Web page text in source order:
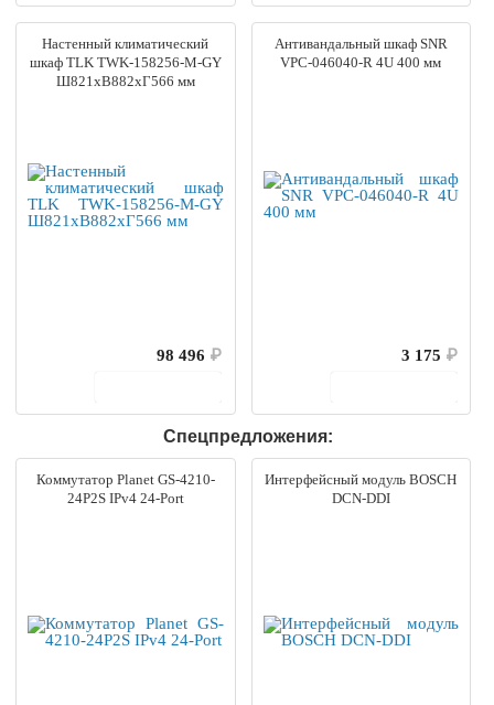
Настенный климатический
шкаф TLK TWK-158256-M-GY
Ш821хВ882хГ566 мм
98 496 ₽
Антивандальный шкаф SNR
VPC-046040-R 4U 400 мм
3 175 ₽
Спецпредложения:
Коммутатор Planet GS-4210-
24P2S IPv4 24-Port
Интерфейсный модуль BOSCH
DCN-DDI